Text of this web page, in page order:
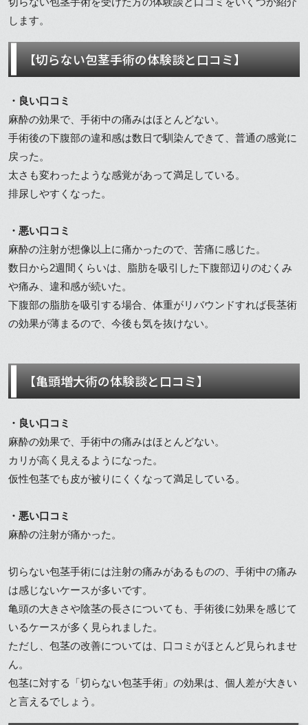
します。
【切らない包茎手術の体験談と口コミ】
・良い口コミ
麻酔の効果で、手術中の痛みはほとんどない。
手術後の下腹部の違和感は数日で馴染んできて、普通の感覚に
戻った。
太さも変わったような感覚があって満足している。
排尿しやすくなった。
・悪い口コミ
麻酔の注射が想像以上に痛かったので、苦痛に感じた。
数日から2週間くらいは、脂肪を吸引した下腹部辺りのむくみ
や痛み、違和感が続いた。
下腹部の脂肪を吸引する場合、体重がリバウンドすれば長茎術
の効果が薄まるので、今後も気を抜けない。
【亀頭増大術の体験談と口コミ】
・良い口コミ
麻酔の効果で、手術中の痛みはほとんどない。
カリが高く見えるようになった。
仮性包茎でも皮が被りにくくなって満足している。
・悪い口コミ
麻酔の注射が痛かった。
切らない包茎手術には注射の痛みがあるものの、手術中の痛み
は感じないケースが多いです。
亀頭の大きさや陰茎の長さについても、手術後に効果を感じて
いるケースが多く見られました。
ただし、包茎の改善については、口コミがほとんど見られませ
ん。
包茎に対する「切らない包茎手術」の効果は、個人差が大きい
と言えるでしょう。